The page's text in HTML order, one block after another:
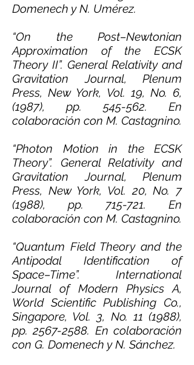
Domenech y N. Umérez.
“On the Post–Newtonian
Approximation of the ECSK
Theory II”. General Relativity and
Gravitation Journal, Plenum
Press, New York, Vol. 19, No. 6,
(1987), pp. 545-562. En
colaboración con M. Castagnino.
“Photon Motion in the ECSK
Theory”. General Relativity and
Gravitation Journal, Plenum
Press, New York, Vol. 20, No. 7
(1988), pp. 715-721. En
colaboración con M. Castagnino.
“Quantum Field Theory and the
Antipodal Identification of
Space–Time”. International
Journal of Modern Physics A,
World Scientific Publishing Co.,
Singapore, Vol. 3, No. 11 (1988),
pp.2567-2588. En colaboración
con G. Domenech y N. Sánchez.